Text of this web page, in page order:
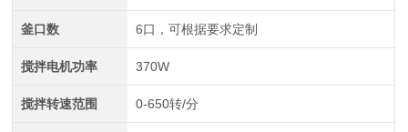
釜口数 6口，可根据要求定制
搅拌电机功率 370W
搅拌转速范围 0-650转/分